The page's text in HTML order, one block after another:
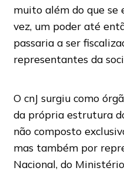
muito além do que se
vez, um poder até
passaria a ser
representantes da
O cnJ surgiu como
da própria estrutura
não composto
mas também por
Nacional, do